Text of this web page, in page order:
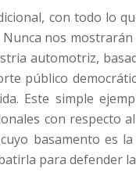
con todo lo
nos
automotriz,
público
Este simple
con respecto
basamento es
para defender